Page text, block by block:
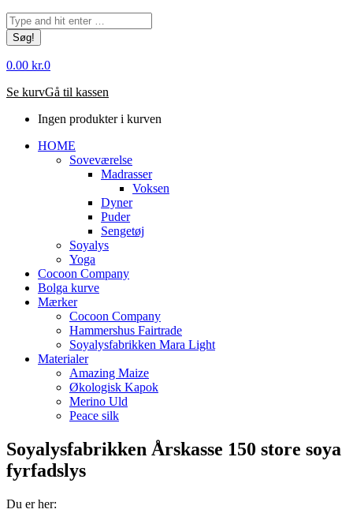
Søg:
0.00 kr.0
Se kurvGå til kassen
Ingen produkter i kurven
HOME
Soveværelse
Madrasser
Voksen
Dyner
Puder
Sengetøj
Soyalys
Yoga
Cocoon Company
Bolga kurve
Mærker
Cocoon Company
Hammershus Fairtrade
Soyalysfabrikken Mara Light
Materialer
Amazing Maize
Økologisk Kapok
Merino Uld
Peace silk
Soyalysfabrikken Årskasse 150 store soya
fyrfadslys
Du er her: